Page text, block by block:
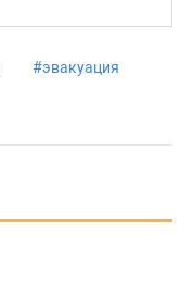
#эвакуация